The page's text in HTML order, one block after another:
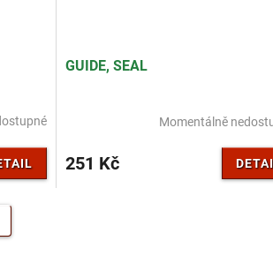
GUIDE, SEAL
Momentálně
251 Kč